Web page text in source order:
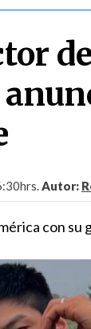
Autor:
con su